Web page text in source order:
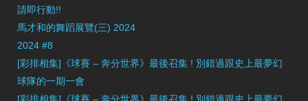
請即行動!!
馬才和的舞蹈展覽(三) 2024
2024 #8
[彩排相集]《球賽 – 奔分世界》最後召集 ! 別錯過跟史上最夢幻
球隊的一期一會